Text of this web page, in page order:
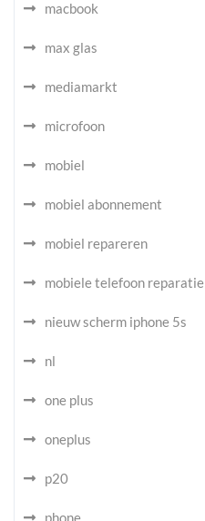
macbook
max glas
mediamarkt
microfoon
mobiel
mobiel abonnement
mobiel repareren
mobiele telefoon reparatie
nieuw scherm iphone 5s
nl
one plus
oneplus
p20
phone